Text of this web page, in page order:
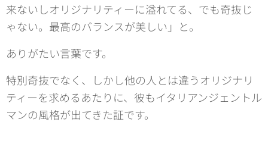
来ないしオリジナリティーに溢れてる、でも奇抜じ
ゃない。最高のバランスが美しい」と。
ありがたい言葉です。
特別奇抜でなく、しかし他の人とは違うオリジナリ
ティーを求めるあたりに、彼もイタリアンジェントル
マンの風格が出てきた証です。